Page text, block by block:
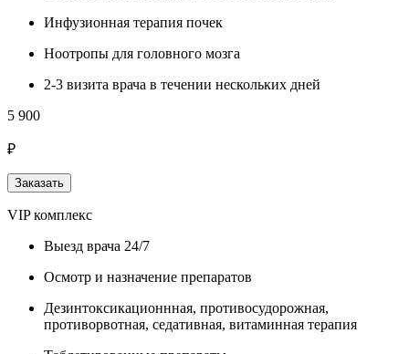
Инфузионная терапия почек
Ноотропы для головного мозга
2-3 визита врача в течении нескольких дней
5 900
₽
Заказать
VIP комплекс
Выезд врача 24/7
Осмотр и назначение препаратов
Дезинтоксикационнная, противосудорожная,
противорвотная, седативная, витаминная терапия